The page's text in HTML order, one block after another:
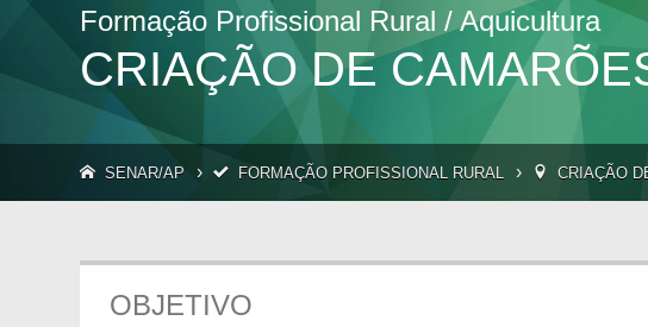
Formação Profissional Rural / Aquicultura
CRIAÇÃO DE
SENAR/AP › FORMAÇÃO PROFISSIONAL RURAL › CRIAÇÃO
OBJETIVO